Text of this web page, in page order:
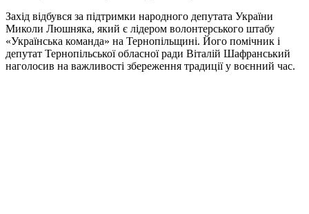
Захід відбувся за підтримки народного депутата України
Миколи Люшняка, який є лідером волонтерського штабу
«Українська команда» на Тернопільщині. Його помічник і
депутат Тернопільської обласної ради Віталій Шафранський
наголосив на важливості збереження традиції у воєнний час.